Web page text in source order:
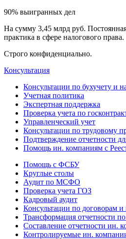
90% выигранных дел
На сумму 3,45 млрд руб.
практика в сфере налогового права.
Строго конфиденциально.
Консультация
Консультации по бухучету и
Учетная политика
Экспертная поддержка
Проверка учета по
Управленческий учет
Консультации по трудовому
Подтверждение отчетности
Помощь ин. компаниям с
Помощь с ФСБУ
Круглые столы
Аудит по МСФО
Проверка учета ГОЗ
Кадровый аудит
Консультации по договорам
Трансформация отчетности
Составление отчетности ин.
Контролируемые ин.